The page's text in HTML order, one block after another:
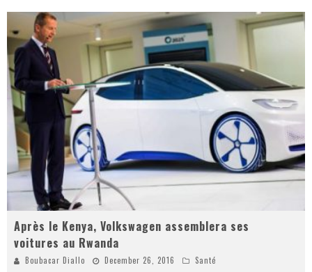
Après le Kenya, Volkswagen assemblera ses
voitures au Rwanda
Boubacar Diallo December 26, 2016 Santé